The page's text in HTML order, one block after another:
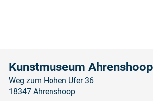
Kunstmuseum Ahrenshoop
Weg zum Hohen Ufer 36
18347 Ahrenshoop